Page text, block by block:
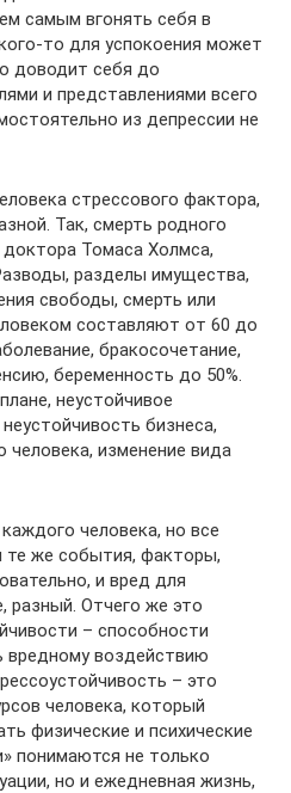
самым вгонять себя в
то для успокоения может
доводит себя до
и представлениями всего
из депрессии не
стрессового фактора,
Так, смерть родного
доктора Томаса Холмса,
разделы имущества,
свободы, смерть или
составляют от 60 до
бракосочетание,
беременность до 50%.
неустойчивое
бизнеса,
изменение вида
человека, но все
те же события, факторы,
и вред для
разный. Отчего же это
– способности
вредному воздействию
– это
человека, который
физические и психические
понимаются не только
но и ежедневная жизнь,